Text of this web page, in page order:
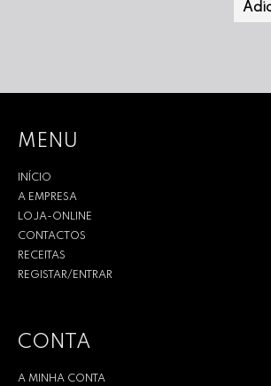
MENU
INÍCIO
A EMPRESA
LOJA-ONLINE
CONTACTOS
RECEITAS
REGISTAR/ENTRAR
CONTA
A MINHA CONTA